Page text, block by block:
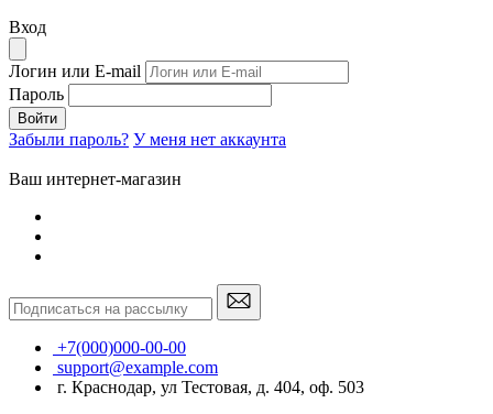
Вход
Логин или E-mail
Пароль
Войти
Забыли пароль? У меня нет аккаунта
Ваш интернет-магазин
+7(000)000-00-00
support@example.com
г. Краснодар, ул Тестовая, д. 404, оф. 503